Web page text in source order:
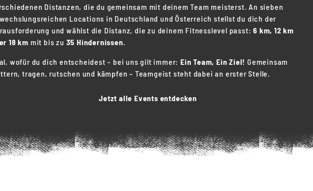
Distanzen, die du gemeinsam mit deinem Team meisterst. An sieben
Locations in Deutschland und Österreich stellst du dich der
und wählst die Distanz, die zu deinem Fitnesslevel passt:6 km, 12 km
18 km mit bis zu 35 Hindernissen.
wofür du dich entscheidest – bei uns gilt immer: Ein Team, Ein Ziel! Gemeinsam
tragen, rutschen und kämpfen – Teamgeist steht dabei an erster Stelle.
Jetzt alle Events entdecken